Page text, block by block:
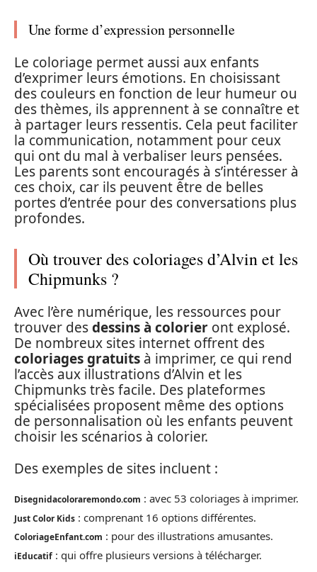
Une forme d’expression personnelle
Le coloriage permet aussi aux enfants
d’exprimer leurs émotions. En choisissant
des couleurs en fonction de leur humeur ou
des thèmes, ils apprennent à se connaître et
à partager leurs ressentis. Cela peut faciliter
la communication, notamment pour ceux
qui ont du mal à verbaliser leurs pensées.
Les parents sont encouragés à s’intéresser à
ces choix, car ils peuvent être de belles
portes d’entrée pour des conversations plus
profondes.
Où trouver des coloriages d’Alvin et les
Chipmunks ?
Avec l’ère numérique, les ressources pour
trouver desdessins à colorier ont explosé.
De nombreux sites internet offrent des
coloriages gratuits à imprimer, ce qui rend
l’accès aux illustrations d’Alvin et les
Chipmunks très facile. Des plateformes
spécialisées proposent même des options
de personnalisation où les enfants peuvent
choisir les scénarios à colorier.
Des exemples de sites incluent :
Disegnidacoloraremondo.com : avec 53 coloriages à imprimer.
Just Color Kids : comprenant 16 options différentes.
ColoriageEnfant.com : pour des illustrations amusantes.
iEducatif : qui offre plusieurs versions à télécharger.